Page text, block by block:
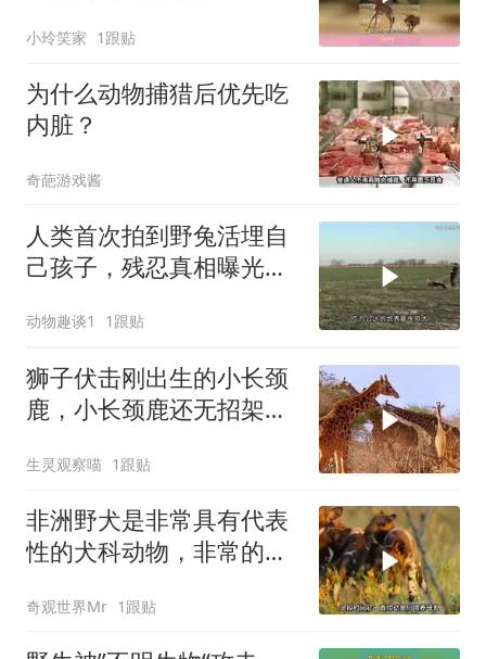
小玲笑家 1跟贴
为什么动物捕猎后优先吃
内脏？
奇葩游戏酱
人类首次拍到野兔活埋自
己孩子，残忍真相曝光后
动物趣谈1 1跟贴
狮子伏击刚出生的小长颈
鹿，小长颈鹿还无招架之
生灵观察喵 1跟贴
非洲野犬是非常具有代表
性的犬科动物，非常的忠
奇观世界Mr 1跟贴